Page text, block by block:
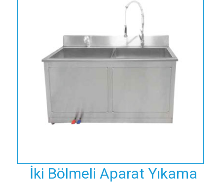
İki Bölmeli Aparat Yıkama